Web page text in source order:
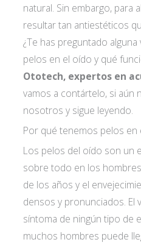
natural. Sin embargo, para
resultar tan antiestéticos
¿Te has preguntado
pelos en el oído y qué
Ototech, expertos en
vamos a contártelo, si aún
nosotros y sigue leyendo.
Por qué tenemos pelos en
Los pelos del oído son un
sobre todo en los
de los años y el
densos y pronunciados. El
síntoma de ningún tipo de
muchos hombres puede